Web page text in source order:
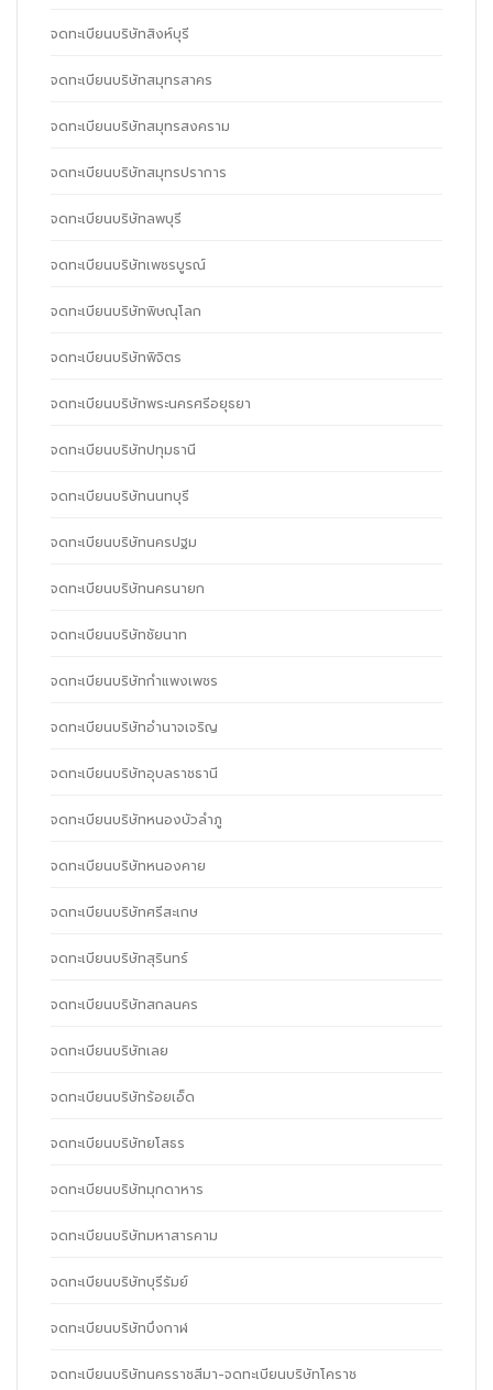
จดทะเบียนบริษัทสิงห์บุรี
จดทะเบียนบริษัทสมุทรสาคร
จดทะเบียนบริษัทสมุทรสงคราม
จดทะเบียนบริษัทสมุทรปราการ
จดทะเบียนบริษัทลพบุรี
จดทะเบียนบริษัทเพชรบูรณ์
จดทะเบียนบริษัทพิษณุโลก
จดทะเบียนบริษัทพิจิตร
จดทะเบียนบริษัทพระนครศรีอยุธยา
จดทะเบียนบริษัทปทุมธานี
จดทะเบียนบริษัทนนทบุรี
จดทะเบียนบริษัทนครปฐม
จดทะเบียนบริษัทนครนายก
จดทะเบียนบริษัทชัยนาท
จดทะเบียนบริษัทกำแพงเพชร
จดทะเบียนบริษัทอำนาจเจริญ
จดทะเบียนบริษัทอุบลราชธานี
จดทะเบียนบริษัทหนองบัวลำภู
จดทะเบียนบริษัทหนองคาย
จดทะเบียนบริษัทศรีสะเกษ
จดทะเบียนบริษัทสุรินทร์
จดทะเบียนบริษัทสกลนคร
จดทะเบียนบริษัทเลย
จดทะเบียนบริษัทร้อยเอ็ด
จดทะเบียนบริษัทยโสธร
จดทะเบียนบริษัทมุกดาหาร
จดทะเบียนบริษัทมหาสารคาม
จดทะเบียนบริษัทบุรีรัมย์
จดทะเบียนบริษัทบึงกาฬ
จดทะเบียนบริษัทนครราชสีมา-จดทะเบียนบริษัทโคราช